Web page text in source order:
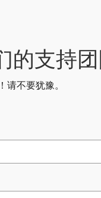
的支持
不要犹豫。